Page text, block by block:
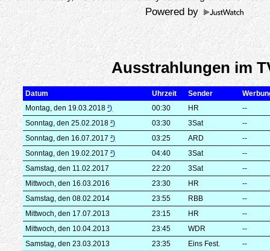
Powered by
Ausstrahlungen im
Datum Uhrzeit Sender
Montag, den 19.03.2018²) 00:30 HR
--
Sonntag, den 25.02.2018²) 03:30 3Sat
--
Sonntag, den 16.07.2017²) 03:25 ARD
--
Sonntag, den 19.02.2017²) 04:40 3Sat
--
Samstag, den 11.02.2017
22:20 3Sat
--
Mittwoch, den 16.03.2016
23:30 HR
--
Samstag, den 08.02.2014
23:55 RBB
--
Mittwoch, den 17.07.2013
23:15 HR
--
Mittwoch, den 10.04.2013
23:45 WDR
--
Samstag, den 23.03.2013
23:35 Eins Fest.
--